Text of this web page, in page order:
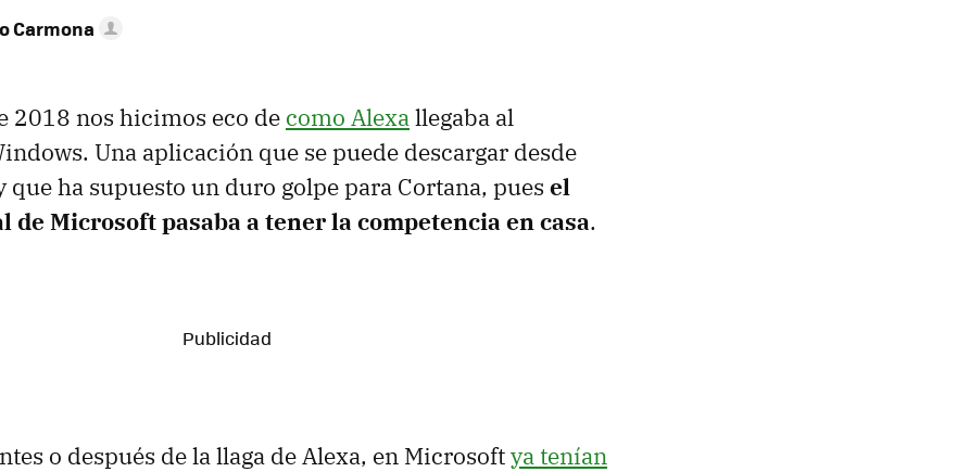
Carmona
2018 nos hicimos eco de como Alexallegaba al
Una aplicación que se puede descargar desde
que ha supuesto un duro golpe para Cortana, pues el
Microsoft pasaba a tener la competencia en casa.
o después de la llaga de Alexa, en Microsoftya tenían